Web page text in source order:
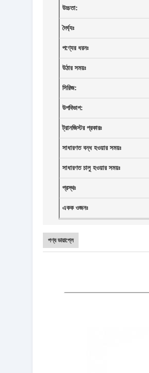
উচ্চতা:
দৈর্ঘ্যঃ
পণ্যের ধরনঃ
উঠার সময়ঃ
সিরিজ:
উপবিভাগ:
ট্রানজিস্টর প্রকারঃ
সাধারণত বন্ধ হওয়ার সময়ঃ
সাধারণত চালু হওয়ার সময়ঃ
প্রস্থঃ
একক ওজনঃ
পণ্য ডায়াপ্লে